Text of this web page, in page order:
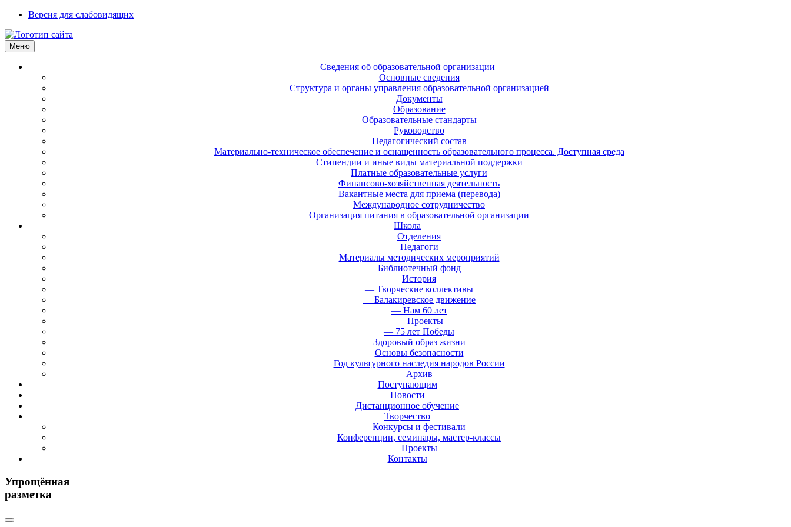
Версия для слабовидящих
Меню
Сведения об образовательной организации
Основные сведения
Структура и органы управления образовательной организацией
Документы
Образование
Образовательные стандарты
Руководство
Педагогический состав
Материально-техническое обеспечение и оснащенность образовательного процесса. Доступная среда
Стипендии и иные виды материальной поддержки
Платные образовательные услуги
Финансово-хозяйственная деятельность
Вакантные места для приема (перевода)
Международное сотрудничество
Организация питания в образовательной организации
Школа
Отделения
Педагоги
Материалы методических мероприятий
Библиотечный фонд
История
— Творческие коллективы
— Балакиревское движение
— Нам 60 лет
— Проекты
— 75 лет Победы
Здоровый образ жизни
Основы безопасности
Год культурного наследия народов России
Архив
Поступающим
Новости
Дистанционное обучение
Творчество
Конкурсы и фестивали
Конференции, семинары, мастер-классы
Проекты
Контакты
Упрощённая
разметка